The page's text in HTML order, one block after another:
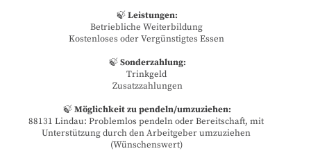
🍃Leistungen:
Betriebliche Weiterbildung
Kostenloses oder Vergünstigtes Essen
🍃Sonderzahlung:
Trinkgeld
Zusatzzahlungen
🍃Möglichkeit zu pendeln/umzuziehen:
88131 Lindau: Problemlos pendeln oder Bereitschaft, mit
Unterstützung durch den Arbeitgeber umzuziehen
(Wünschenswert)